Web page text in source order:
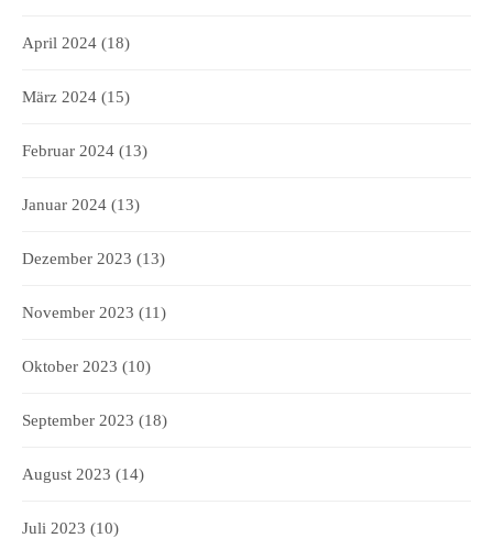
April 2024 (18)
März 2024 (15)
Februar 2024 (13)
Januar 2024 (13)
Dezember 2023 (13)
November 2023 (11)
Oktober 2023 (10)
September 2023 (18)
August 2023 (14)
Juli 2023 (10)